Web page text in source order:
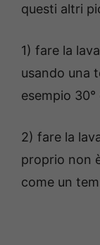
questi altri
1) fare la
usando una
esempio
2) fare la
proprio non
come un